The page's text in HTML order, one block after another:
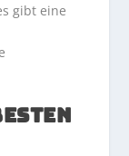
gibt eine